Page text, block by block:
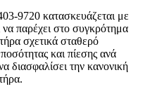
9720 κατασκευάζεται με
να παρέχει στο συγκρότημα
σχετικά σταθερό
και πίεσης ανά
διασφαλίσει την κανονική